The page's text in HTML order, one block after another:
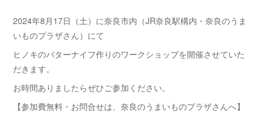
2024年8月17日（土）に奈良市内（JR奈良駅構内・奈良のうま
いものプラザさん）にて
ヒノキのバターナイフ作りのワークショップを開催させていた
だきます。
お時間ありましたらぜひご参加ください。
【参加費無料・お問合せは、奈良のうまいものプラザさんへ】